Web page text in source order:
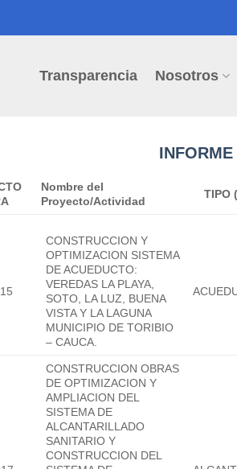
Transparencia Nosotros
Nombre del
Proyecto/Actividad
TIPO
CONSTRUCCION Y
OPTIMIZACION SISTEMA
DE ACUEDUCTO:
VEREDAS LA PLAYA,
SOTO, LA LUZ, BUENA
VISTA Y LA LAGUNA
MUNICIPIO DE TORIBIO
– CAUCA.
CONSTRUCCION OBRAS
DE OPTIMIZACION Y
AMPLIACION DEL
SISTEMA DE
ALCANTARILLADO
SANITARIO Y
CONSTRUCCION DEL